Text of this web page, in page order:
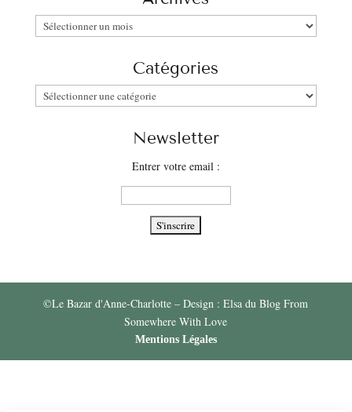
Archives
Catégories
Catégories
Newsletter
Entrer votre email :
©Le Bazar d'Anne-Charlotte – Design : Elsa du Blog From
Somewhere With Love
Mentions Légales